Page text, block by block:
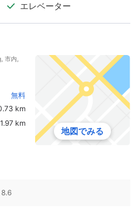
エレベーター
市内,
無料
km
km
地図でみる
8.6